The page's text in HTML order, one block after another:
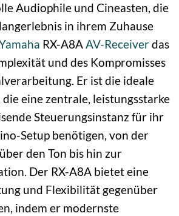
Audiophile und Cineasten, die
in ihrem Zuhause
RX-A8AAV-Receiverdas
und des Kompromisses
Er ist die ideale
eine zentrale, leistungsstarke
Steuerungsinstanz für ihr
Setup benötigen, von der
den Ton bis hin zur
Der RX-A8A bietet eine
und Flexibilität gegenüber
indem er modernste